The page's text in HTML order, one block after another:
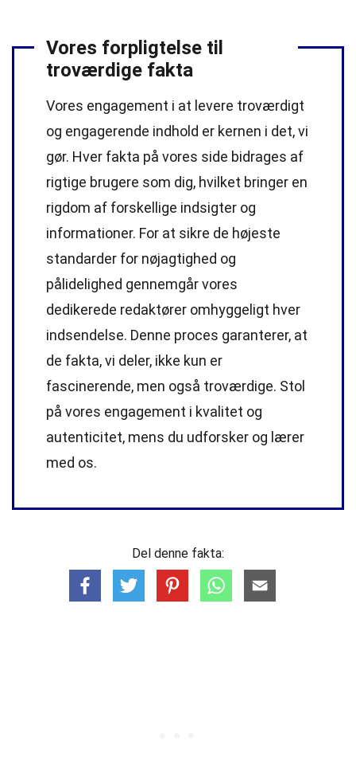
Vores forpligtelse til
troværdige fakta
Vores engagement i at levere troværdigt
og engagerende indhold er kernen i det, vi
gør. Hver fakta på vores side bidrages af
rigtige brugere som dig, hvilket bringer en
rigdom af forskellige indsigter og
informationer. For at sikre de højeste
standarder for nøjagtighed og
pålidelighed gennemgår vores
dedikerede redaktører omhyggeligt hver
indsendelse. Denne proces garanterer, at
de fakta, vi deler, ikke kun er
fascinerende, men også troværdige. Stol
på vores engagement i kvalitet og
autenticitet, mens du udforsker og lærer
med os.
Del denne fakta: